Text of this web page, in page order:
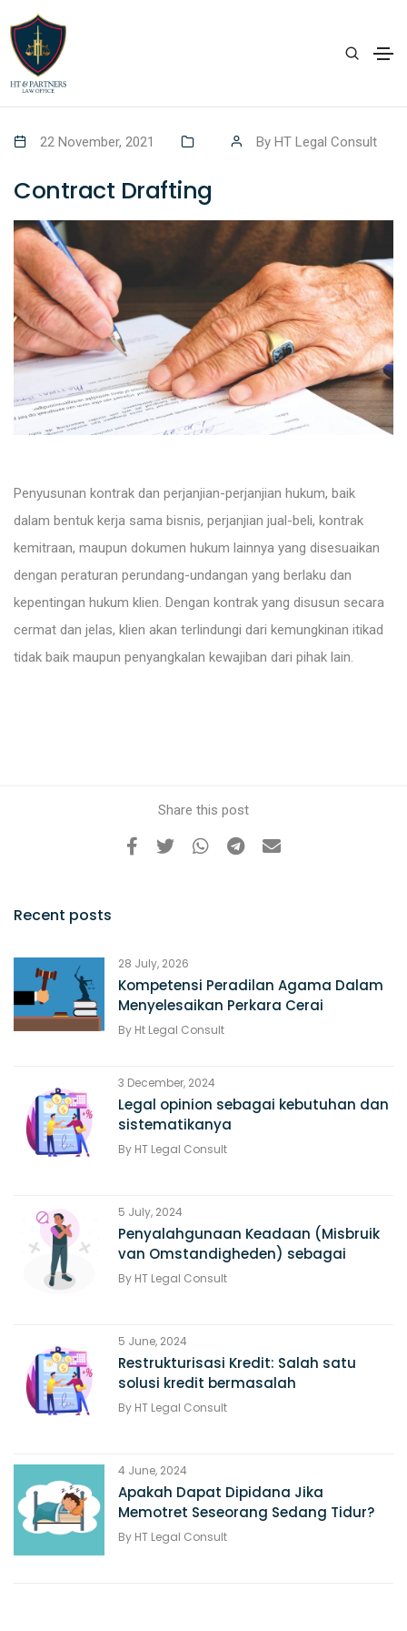
22 November, 2021 By HT Legal Consult
Contract Drafting
Penyusunan kontrak dan perjanjian-perjanjian hukum, baik
dalam bentuk kerja sama bisnis, perjanjian jual-beli, kontrak
kemitraan, maupun dokumen hukum lainnya yang disesuaikan
dengan peraturan perundang-undangan yang berlaku dan
kepentingan hukum klien. Dengan kontrak yang disusun secara
cermat dan jelas, klien akan terlindungi dari kemungkinan itikad
tidak baik maupun penyangkalan kewajiban dari pihak lain.
Share this post
Recent posts
28 July, 2026
Kompetensi Peradilan Agama Dalam
Menyelesaikan Perkara Cerai
By Ht Legal Consult
3 December, 2024
Legal opinion sebagai kebutuhan dan
sistematikanya
By HT Legal Consult
5 July, 2024
Penyalahgunaan Keadaan (Misbruik
van Omstandigheden) sebagai
alasan Pembatalan Perjanjian
By HT Legal Consult
5 June, 2024
Restrukturisasi Kredit: Salah satu
solusi kredit bermasalah
By HT Legal Consult
4 June, 2024
Apakah Dapat Dipidana Jika
Memotret Seseorang Sedang Tidur?
By HT Legal Consult